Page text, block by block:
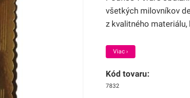
všetkých milovníkov
z kvalitného
Viac ›
Kód tovaru:
7832